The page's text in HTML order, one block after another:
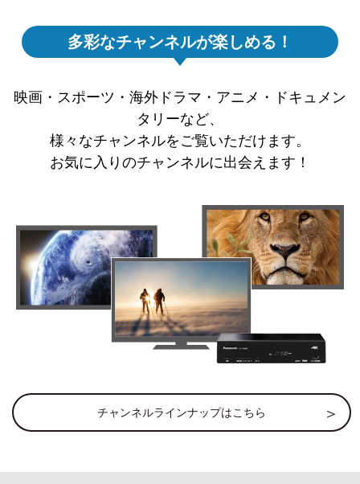
多彩なチャンネルが楽しめる！
映画・スポーツ・海外ドラマ・アニメ・ドキュメン
タリーなど、
様々なチャンネルをご覧いただけます。
お気に入りのチャンネルに出会えます！
チャンネルラインナップはこちら